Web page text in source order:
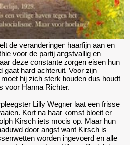
de veranderingen haarfijn aan en
voor de partij angstvallig en
deze constante zorgen eisen hun
gaat hard achteruit. Voor zijn
hij zich sterk houden dus houdt
voor Hanna Richter.
Lilly Wegner laat een frisse
Kort na haar komst bloeit er
Kirsch iets moois op. Maar hun
door angst want Kirsch is
worden ingevoerd en alle